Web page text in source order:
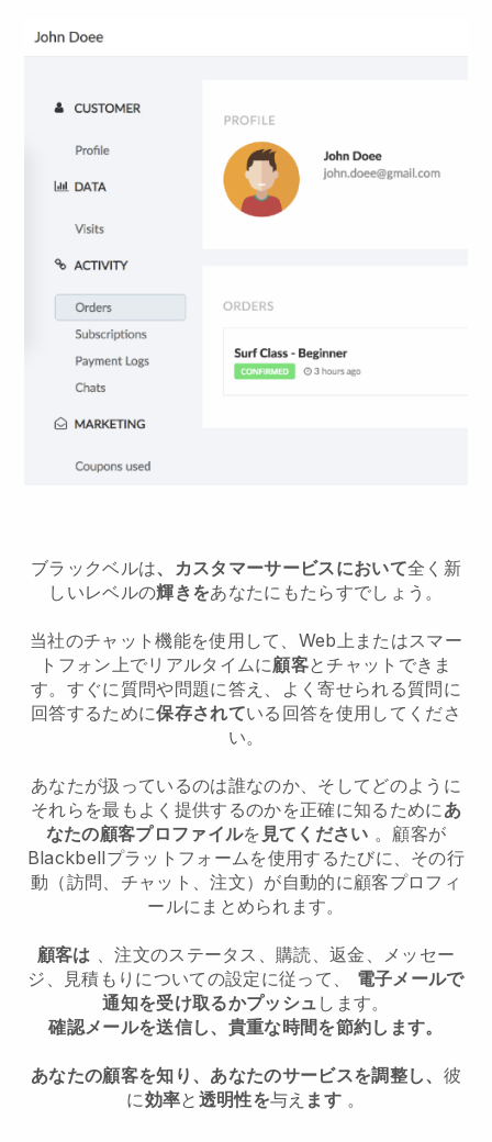
ブラックベルは、カスタマーサービスにおいて全く新
しいレベルの輝きをあなたにもたらすでしょう。
当社のチャット機能を使用して、Web上またはスマー
トフォン上でリアルタイムに顧客とチャットできま
す。すぐに質問や問題に答え、よく寄せられる質問に
回答するために保存されている回答を使用してくださ
い。
あなたが扱っているのは誰なのか、そしてどのように
それらを最もよく提供するのかを正確に知るために あ
なたの顧客プロファイルを 見てください 。顧客が
Blackbellプラットフォームを使用するたびに、その行
動（訪問、チャット、注文）が自動的に顧客プロフィ
ールにまとめられます。
顧客は 、注文のステータス、購読、返金、メッセー
ジ、見積もりについての設定に従って、 電子メールで
通知を受け取るかプッシュ します。
確認メールを送信し、貴重な時間を節約します。
あなたの顧客を知り、あなたのサービスを調整し、 彼
に効率と 透明性を与え ます 。